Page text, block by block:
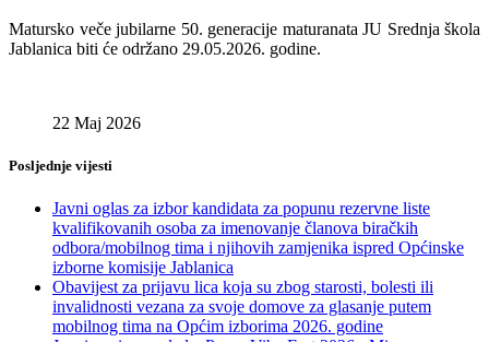
Matursko veče jubilarne 50. generacije maturanata JU Srednja škola
Jablanica biti će održano 29.05.2026. godine.
22 Maj 2026
Posljednje vijesti
Javni oglas za izbor kandidata za popunu rezervne liste
kvalifikovanih osoba za imenovanje članova biračkih
odbora/mobilnog tima i njihovih zamjenika ispred Općinske
izborne komisije Jablanica
Obavijest za prijavu lica koja su zbog starosti, bolesti ili
invalidnosti vezana za svoje domove za glasanje putem
mobilnog tima na Općim izborima 2026. godine